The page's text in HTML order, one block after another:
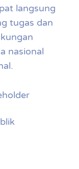
langsung
tugas dan
nasional